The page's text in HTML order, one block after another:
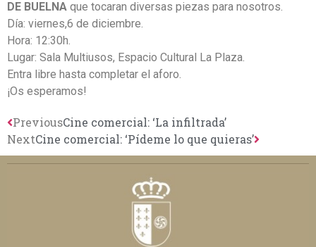
DE BUELNA que tocaran diversas piezas para nosotros.
Día: viernes,6 de diciembre.
Hora: 12:30h.
Lugar: Sala Multiusos, Espacio Cultural La Plaza.
Entra libre hasta completar el aforo.
¡Os esperamos!
PreviousCine comercial: ‘La infiltrada’
NextCine comercial: ‘Pídeme lo que quieras’